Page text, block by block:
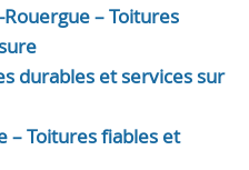
– Toitures
durables et services sur
– Toitures fiables et